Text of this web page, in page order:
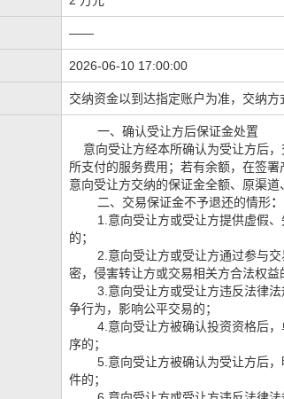
——
2026-06-10 17:00:00
交纳资金以到达指定账户为准，交纳方
一、确认受让方后保证金处置
意向受让方经本所确认为受让方后
所支付的服务费用；若有余额，在签
意向受让方交纳的保证金全额、原渠道
二、交易保证金不予退还的情形：
1.意向受让方或受让方提供虚假
的；
2.意向受让方或受让方通过参与
密，侵害转让方或交易相关方合法权益
3.意向受让方或受让方违反法律
争行为，影响公平交易的；
4.意向受让方被确认投资资格后
序的；
5.意向受让方被确认为受让方后
件的；